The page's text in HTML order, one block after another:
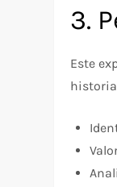
3.
Este